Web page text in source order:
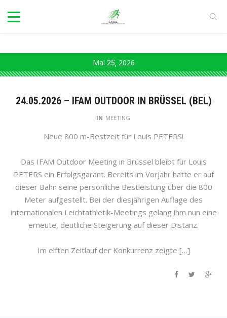
Mai 25 2026
24.05.2026 – IFAM OUTDOOR IN BRÜSSEL (BEL)
IN MEETING
Neue 800 m-Bestzeit für Louis PETERS!
Das IFAM Outdoor Meeting in Brüssel bleibt für Louis
PETERS ein Erfolgsgarant. Bereits im Vorjahr hatte er auf
dieser Bahn seine persönliche Bestleistung über die 800
Meter aufgestellt. Bei der diesjährigen Auflage des
internationalen Leichtathletik-Meetings gelang ihm nun eine
erneute, deutliche Steigerung auf dieser Distanz.
Im elften Zeitlauf der Konkurrenz zeigte […]